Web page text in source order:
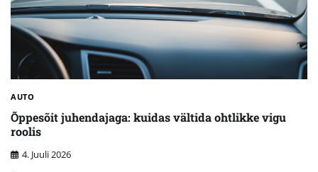
AUTO
Õppesõit juhendajaga: kuidas vältida ohtlikke vigu
roolis
4. Juuli 2026